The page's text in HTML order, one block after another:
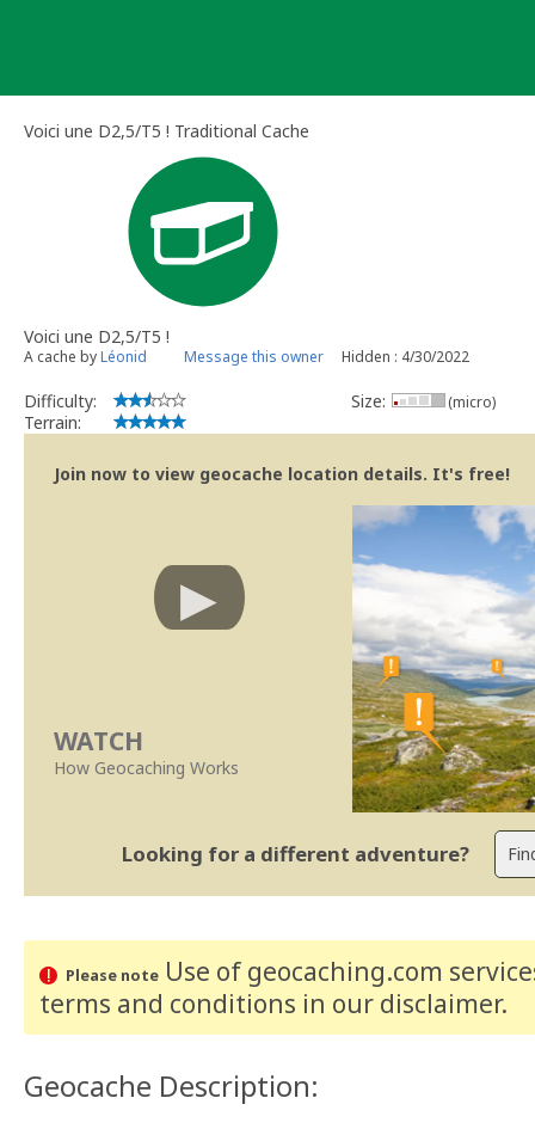
Voici une D2,5/T5 ! Traditional Cache
Voici une D2,5/T5 !
A cache byLéonid Message this owner Hidden : 4/30/2022
Difficulty:
Terrain:
Size: (micro)
Join now to view geocache location details. It's free!
WATCH
How Geocaching Works
Looking for a different adventure?
Please noteUse of geocaching.com
terms and conditions in our disclaimer.
Geocache Description: